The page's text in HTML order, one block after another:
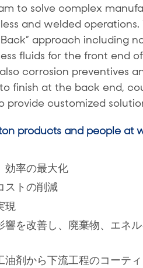
to solve complex
and welded operations.
approach including
fluids for the front end
corrosion preventives
finish at the back end,
customized
products and people at
効率の最大化
ストの削減
現
響を改善し、廃棄物、エネ
油剤から下流工程のコーテ